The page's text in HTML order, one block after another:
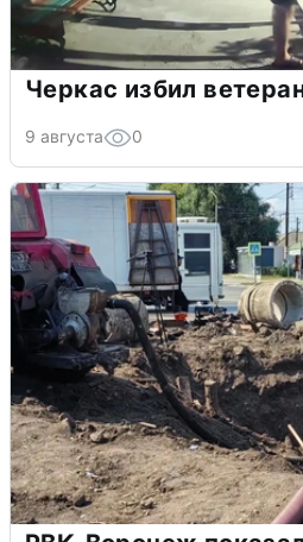
Черкас избил
9 августа 0